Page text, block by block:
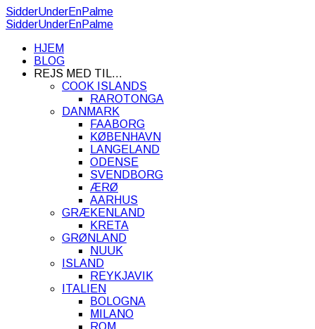
SidderUnderEnPalme
SidderUnderEnPalme
HJEM
BLOG
REJS MED TIL…
COOK ISLANDS
RAROTONGA
DANMARK
FAABORG
KØBENHAVN
LANGELAND
ODENSE
SVENDBORG
ÆRØ
AARHUS
GRÆKENLAND
KRETA
GRØNLAND
NUUK
ISLAND
REYKJAVIK
ITALIEN
BOLOGNA
MILANO
ROM